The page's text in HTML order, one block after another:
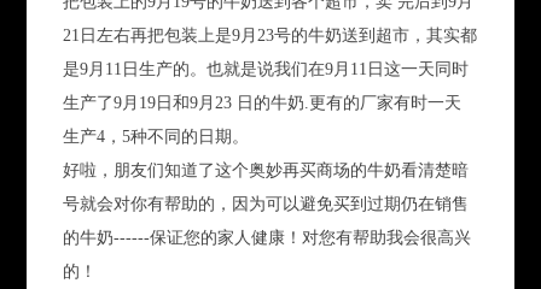
21日左右再把包装上是9月23号的牛奶送到超市，其实都
是9月11日生产的。也就是说我们在9月11日这一天同时
生产了9月19日和9月23 日的牛奶.更有的厂家有时一天
生产4，5种不同的日期。
好啦，朋友们知道了这个奥妙再买商场的牛奶看清楚暗
号就会对你有帮助的，因为可以避免买到过期仍在销售
的牛奶------保证您的家人健康！对您有帮助我会很高兴
的！